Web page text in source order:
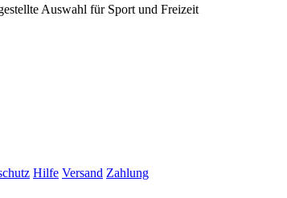
Auswahl für Sport und Freizeit
Hilfe Versand Zahlung